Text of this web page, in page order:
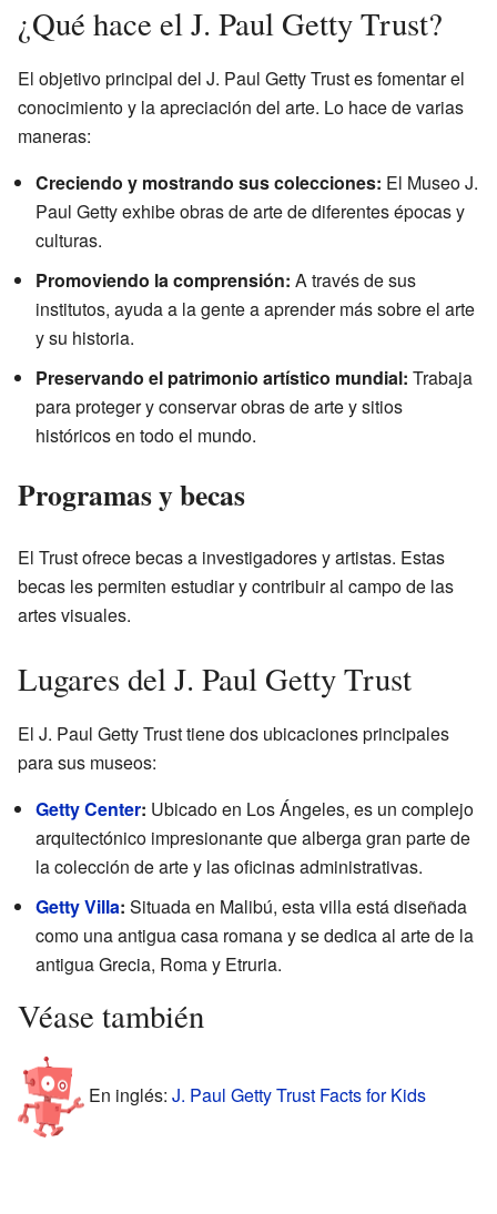
¿Qué hace el J. Paul Getty Trust?
El objetivo principal del J. Paul Getty Trust es fomentar el
conocimiento y la apreciación del arte. Lo hace de varias
maneras:
Creciendo y mostrando sus colecciones: El Museo J.
Paul Getty exhibe obras de arte de diferentes épocas y
culturas.
Promoviendo la comprensión: A través de sus
institutos, ayuda a la gente a aprender más sobre el arte
y su historia.
Preservando el patrimonio artístico mundial: Trabaja
para proteger y conservar obras de arte y sitios
históricos en todo el mundo.
Programas y becas
El Trust ofrece becas a investigadores y artistas. Estas
becas les permiten estudiar y contribuir al campo de las
artes visuales.
Lugares del J. Paul Getty Trust
El J. Paul Getty Trust tiene dos ubicaciones principales
para sus museos:
Getty Center: Ubicado en Los Ángeles, es un complejo
arquitectónico impresionante que alberga gran parte de
la colección de arte y las oficinas administrativas.
Getty Villa: Situada en Malibú, esta villa está diseñada
como una antigua casa romana y se dedica al arte de la
antigua Grecia, Roma y Etruria.
Véase también
En inglés: J. Paul Getty Trust Facts for Kids